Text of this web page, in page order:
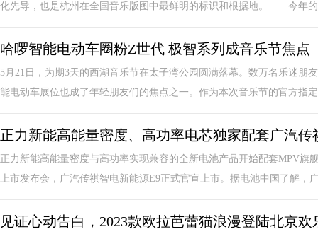
化先导，也是杭州在全国音乐版图中最鲜明的标识和根据地。 今年
哈啰智能电动车圈粉Z世代 极智系列成音乐节焦点
5月21日，为期3天的西湖音乐节在太子湾公园圆满落幕。数万名乐迷朋
能电动车展位也成了年轻朋友们的焦点之一。作为本次音乐节的官方指
正力新能高能量密度、高功率电芯独家配套广汽传
正力新能高能量密度与高功率实现兼容的全新电池产品开始配套MPV旗
上市发布会，广汽传祺智电新能源E9正式官宣上市。据电池中国了解，
见证心动告白，2023款欧拉芭蕾猫浪漫登陆北京欢